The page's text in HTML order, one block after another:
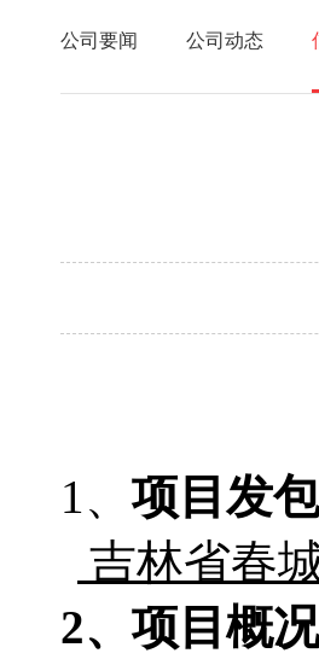
公司要闻 公司动态
1、 项目发
吉林省春
2、项目概况